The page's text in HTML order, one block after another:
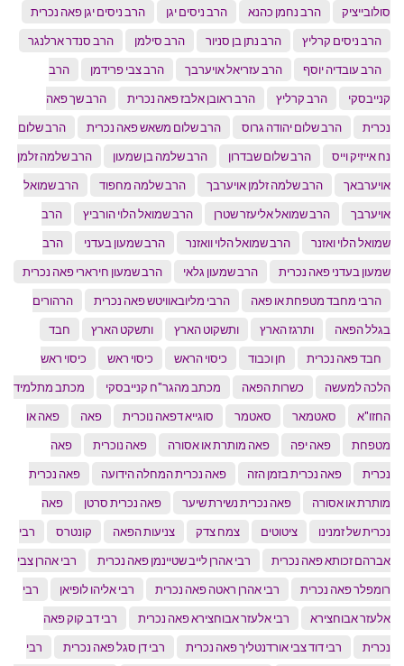
סולובייציק
הרב נחמן כהנא הרב ניסים יגן
הרב ניסים יגן פאה נכרית
הרב ניסים קרליץ
הרב נתן בן סניור הרב סילמן
הרב סנדר ארלנגר
הרב עובדיה יוסף
הרב עזריאל אויערבך הרב צבי פרידמן
הרב
קנייבסקי
הרב קרליץ הרב ראובן אלבז פאה נכרית
הרב שך פאה
נכרית
הרב שלום יהודה גרוס הרב שלום משאש פאה נכרית
הרב שלום
נח אייזיק וייס
הרב שלום שבדרון הרב שלמה בן שמעון
הרב שלמה זלמן
אויערבאך
הרב שלמה זלמן אויערבך הרב שלמה מחפוד
הרב שמואל
אויערבך
הרב שמואל אליעזר שטרן הרב שמואל הלוי הורביץ
הרב
שמואל הלוי ואזנר
הרב שמואל הלוי וואזנר הרב שמעון בעדני
הרב
שמעון בעדני פאה נכרית
הרב שמעון גלאי
הרב שמעון חירארי פאה נכרית
הרבי מחבד מטפחת או פאה
הרבי מליובאוויטש פאה נכרית
הרהורים
בגלל הפאה
ותרגז הארץ ותשקוט הארץ ותשקט הארץ
חבד
חבד פאה נכרית
חן וכבוד כיסוי הראש כיסוי ראש
כיסוי ראש
הלכה למעשה
כשרות הפאה מכתב מהגר"ח קנייבסקי
מכתב מתלמיד
החזו"א
סאטמאר סאטמר סוגייא דפאה נוכרית פאה
פאה או
מטפחת
פאה יפה פאה מותרת או אסורה פאה נוכרית
פאה
נכרית
פאה נכרית בזמן הזה פאה נכרית המחלה הידועה
פאה נכרית
מותרת או אסורה
פאה נכרית נשירת שיער פאה נכרית סרטן
פאה
נכרית של זמנינו
ציטוטים צמח צדק צניעות הפאה קונטרס
רבי
אברהם זכותא פאה נכרית
רבי אהרן לייב שטיינמן פאה נכרית
רבי אהרן צבי
רומפלר פאה נכרית
רבי אהרן ראטה פאה נכרית רבי אליהו לופיאן
רבי
אלעזר אבוחצירא
רבי אלעזר אבוחצירא פאה נכרית
רבי דב קוק פאה
נכרית
רבי דוד צבי אורדנטליך פאה נכרית רבי דן סגל פאה נכרית רבי